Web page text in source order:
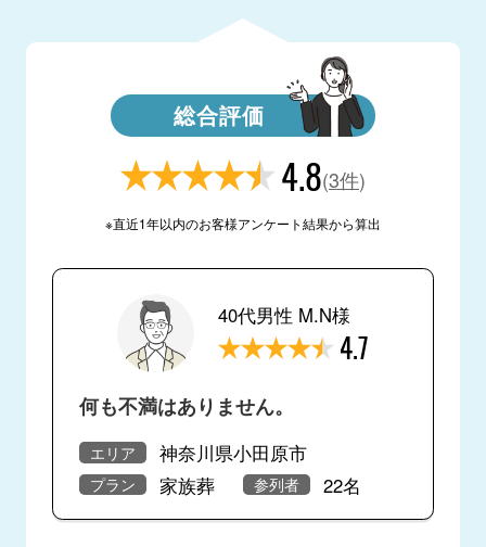
総合評価
4.8(3件)
※直近1年以内のお客様アンケート結果から算出
40代男性 M.N様
4.7
何も不満はありません。
エリア 神奈川県小田原市
プラン 家族葬 参列者 22名